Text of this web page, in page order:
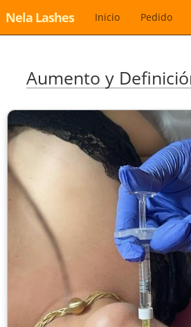
Nela Lashes Inicio Pedido
Aumento y